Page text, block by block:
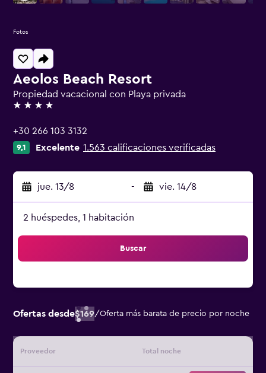
Aeolos Beach Resort
Propiedad vacacional con Playa privada
4 estrellas
+30 266 103 3132
9,1 Excelente 1.563 calificaciones verificadas
jue. 13/8 - vie. 14/8
2 huéspedes, 1 habitación
Buscar
Ofertas desde$169/Oferta más barata de precio por noche
Proveedor Total noche
Fotos